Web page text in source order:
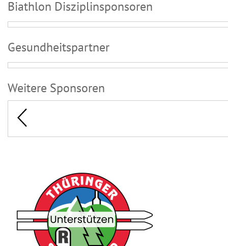
Biathlon Disziplinsponsoren
Gesundheitspartner
Weitere Sponsoren